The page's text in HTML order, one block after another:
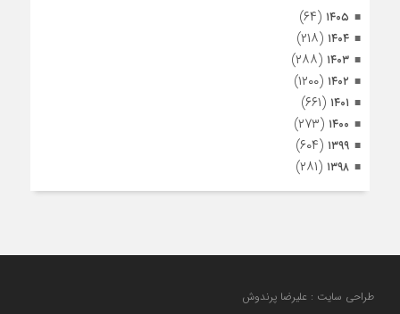
۱۴۰۵ (۶۴)
۱۴۰۴ (۲۱۸)
۱۴۰۳ (۲۸۸)
۱۴۰۲ (۱۲۰۰)
۱۴۰۱ (۶۶۱)
۱۴۰۰ (۲۷۳)
۱۳۹۹ (۶۰۴)
۱۳۹۸ (۲۸۱)
طراحی سایت : علیرضا پرندوش